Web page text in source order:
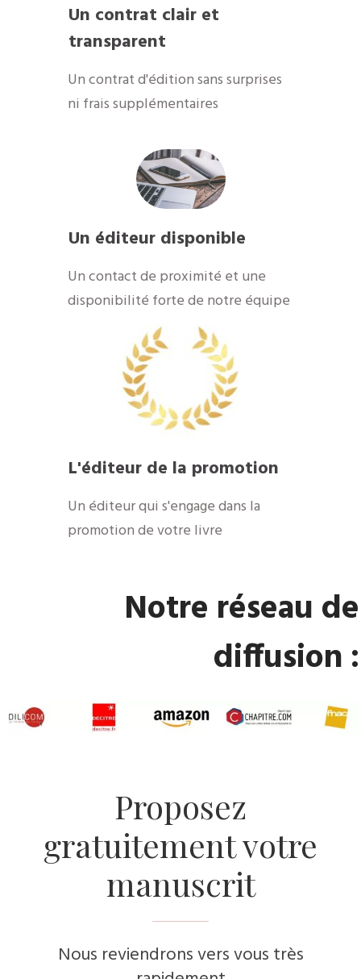
Un contrat clair et
transparent
Un contrat d'édition sans surprises
ni frais supplémentaires
Un éditeur disponible
​Un contact de proximité et une
disponibilité forte de notre équipe
​L'éditeur de la promotion
​Un éditeur qui s'engage dans la
promotion de votre livre
​Notre réseau de
diffusion :
​Proposez
gratuitement votre
manuscrit
Nous reviendrons vers vous très